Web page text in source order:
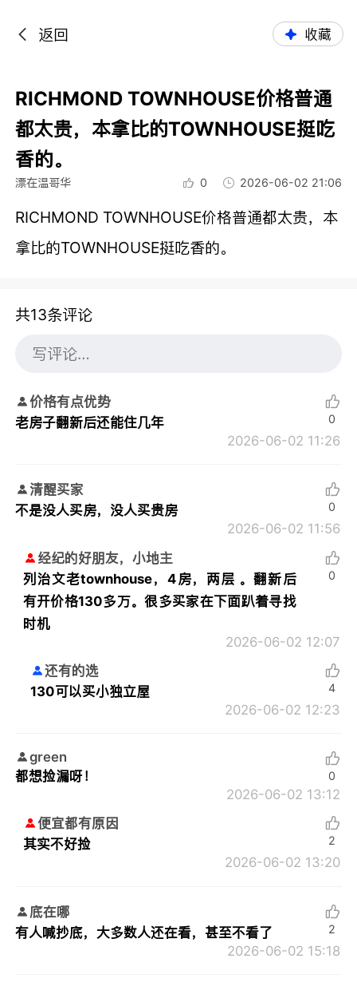
返回 收藏
RICHMOND TOWNHOUSE价格普通
都太贵，本拿比的TOWNHOUSE挺吃
香的。
漂在温哥华 0 2026-06-02 21:06
RICHMOND TOWNHOUSE价格普通都太贵，本
拿比的TOWNHOUSE挺吃香的。
共13条评论
价格有点优势
老房子翻新后还能住几年
2026-06-02 11:26
0
清醒买家
不是没人买房，没人买贵房
2026-06-02 11:56
0
经纪的好朋友，小地主
列治文老townhouse，4房，两层 。翻新后
有开价格130多万。很多买家在下面趴着寻找
时机
2026-06-02 12:07
0
还有的选
130可以买小独立屋
2026-06-02 12:23
4
green
都想捡漏呀！
2026-06-02 13:12
0
便宜都有原因
其实不好捡
2026-06-02 13:20
2
底在哪
有人喊抄底，大多数人还在看，甚至不看了
2026-06-02 15:18
2